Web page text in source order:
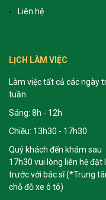
Liên hệ
LỊCH LÀM VIỆC
Làm việc tất cả các ngày
tuần
Sáng: 8h - 12h
Chiều: 13h30 - 17h30
Quý khách đến khám sau
17h30 vui lòng liên hệ đặt
trước với bác sĩ (*Trung
chỗ đỗ xe ô tô)